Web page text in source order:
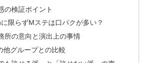
の検証ポイント
限らずMステは口パクが多い？
所の意向と演出上の事情
グループとの比較